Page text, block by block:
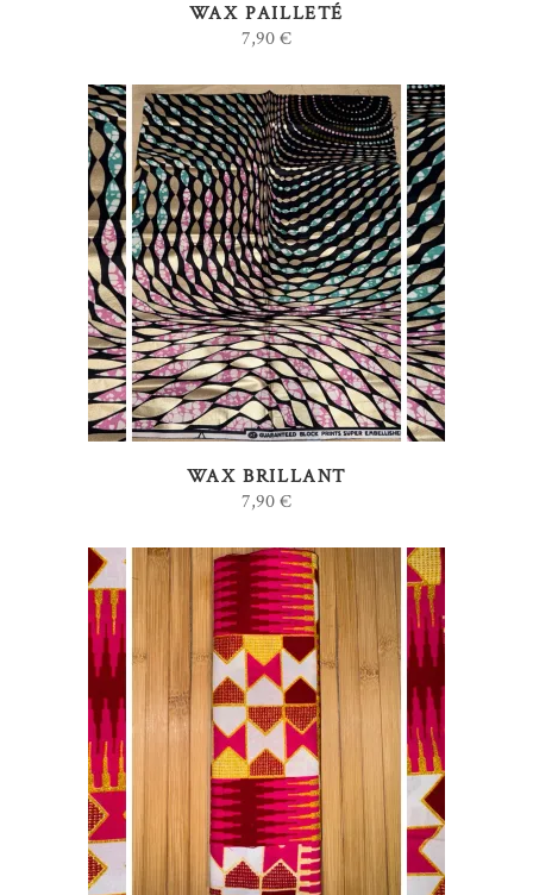
WAX PAILLETÉ
7,90€
AJOUTER AU PANIER
WAX BRILLANT
7,90€
AJOUTER AU PANIER